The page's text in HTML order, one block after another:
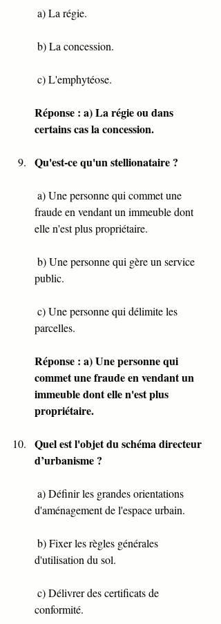
a) La régie.
b) La concession.
c) L'emphytéose.
Réponse : a) La régie ou dans
certains cas la concession.
Qu'est-ce qu'un stellionataire ?
fraude en vendant un immeuble dont
elle n'est plus propriétaire.
public.
parcelles.
Réponse : a) Une personne qui
commet une fraude en vendant un
immeuble dont elle n'est plus
propriétaire.
Quel est l'objet du schéma directeur
d’urbanisme ?
d'aménagement de l'espace urbain.
d'utilisation du sol.
conformité.